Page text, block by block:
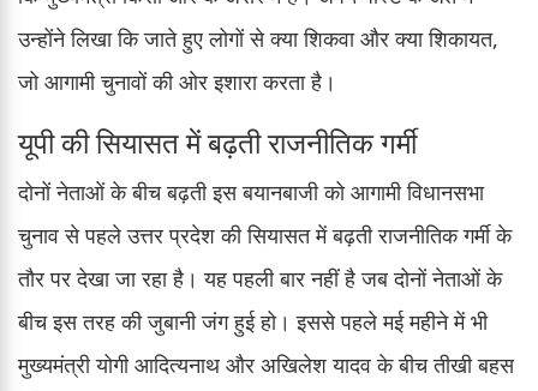
उन्होंने लिखा कि जाते हुए लोगों से क्या शिकवा और क्या शिकायत,
जो आगामी चुनावों की ओर इशारा करता है।
यूपी की सियासत में बढ़ती राजनीतिक गर्मी
दोनों नेताओं के बीच बढ़ती इस बयानबाजी को आगामी विधानसभा
चुनाव से पहले उत्तर प्रदेश की सियासत में बढ़ती राजनीतिक गर्मी के
तौर पर देखा जा रहा है। यह पहली बार नहीं है जब दोनों नेताओं के
बीच इस तरह की जुबानी जंग हुई हो। इससे पहले मई महीने में भी
मुख्यमंत्री योगी आदित्यनाथ और अखिलेश यादव के बीच तीखी बहस